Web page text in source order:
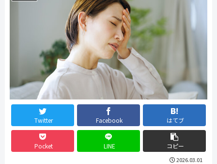
Twitter Facebook はてブ
Pocket LINE コピー
2026.03.01